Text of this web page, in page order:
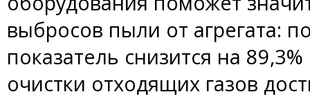
выбросов пыли от агрегата:
показатель снизится на
очистки отходящих газов